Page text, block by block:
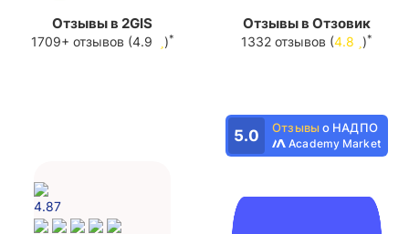
Отзывы в 2GIS
1709+ отзывов (4.9 )*
Отзывы в Отзовик
1332 отзывов (4.8 )*
5.0 Отзывыо НАДПО
Academy Market
4.87